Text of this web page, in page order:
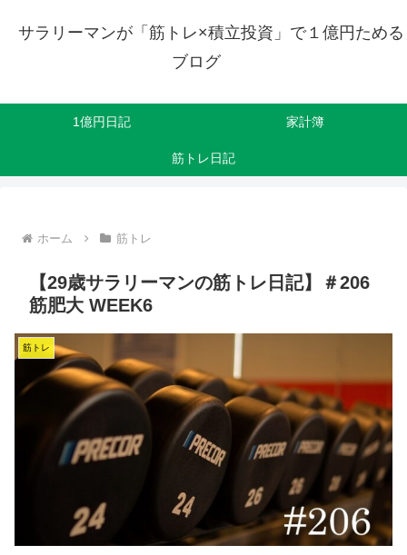
サラリーマンが「筋トレ×積立投資」で１億円ためる
ブログ
1億円日記 家計簿
筋トレ日記
ホーム 筋トレ
【29歳サラリーマンの筋トレ日記】＃206
筋肥大 WEEK6
筋トレ